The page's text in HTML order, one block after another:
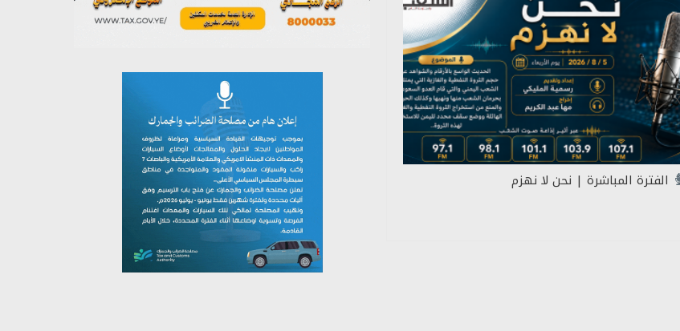
الفترة المباشرة | نحن لا نهزم